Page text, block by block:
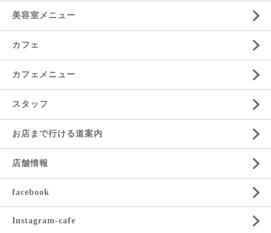
美容室メニュー
カフェ
カフェメニュー
スタッフ
お店まで行ける道案内
店舗情報
facebook
Instagram-cafe